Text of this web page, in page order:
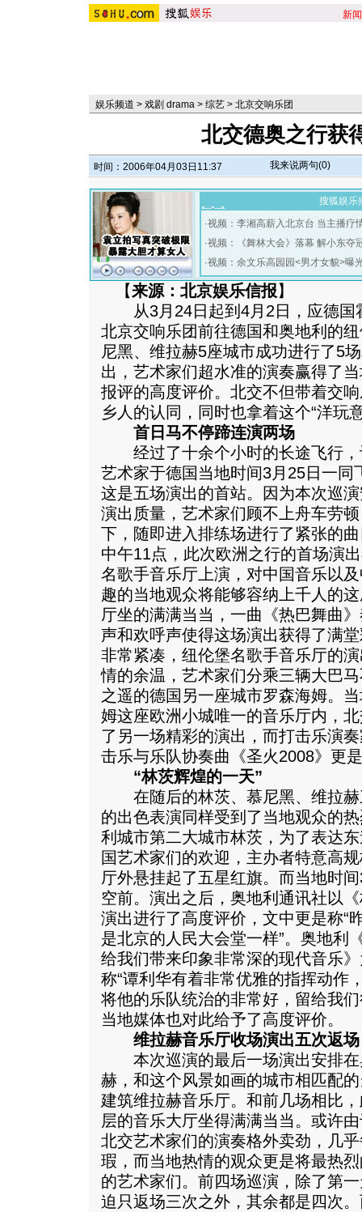
新闻
娱乐频道 > 戏剧 drama > 综艺 > 北京交响乐团
北交德奥之行获
时间：2006年04月03日11:37 我来说两句(0)
搜狐娱乐
·视频：李湘高薪入北京台 当主播疗
·视频：《舞林大会》落幕 解小东夺
·视频：余文乐高园园<男才女貌>曝
【来源：北京娱乐信报】
从3月24日起到4月2日，应德国
北京交响乐团前往德国和奥地利的
尼黑、维拉赫5座城市成功进行了5
出，艺术家们超水准的演奏赢得了
报评的高度评价。北交不但带着交
乡人的认同，同时也拿着这个“洋玩
首日马不停蹄连演两场
经过了十余个小时的长途飞行，
艺术家于德国当地时间3月25日一同
这是五场演出的首站。因为本次巡
演出质量，艺术家们顾不上舟车劳
下，随即进入排练场进行了紧张的
中午11点，此次欧洲之行的首场演
名歌手音乐厅上演，对中国音乐以
趣的当地观众将能够容纳上千人的
厅坐的满满当当，一曲《热巴舞曲
声和欢呼声使得这场演出获得了满
非常紧凑，纽伦堡名歌手音乐厅的
情的余温，艺术家们分乘三辆大巴
之遥的德国另一座城市罗森海姆。
姆这座欧洲小城唯一的音乐厅内，
了另一场精彩的演出，而打击乐演
击乐与乐队协奏曲《圣火2008》更
“林茨辉煌的一天”
在随后的林茨、慕尼黑、维拉赫
的出色表演同样受到了当地观众的
利城市第二大城市林茨，为了表达
国艺术家们的欢迎，主办者特意高
厅外悬挂起了五星红旗。而当地时
空前。演出之后，奥地利通讯社以
演出进行了高度评价，文中更是称“
是北京的人民大会堂一样”。奥地利
给我们带来印象非常深的现代音乐
称“谭利华有着非常优雅的指挥动作
将他的乐队统治的非常好，留给我
当地媒体也对此给予了高度评价。
维拉赫音乐厅收场演出五次返场
本次巡演的最后一场演出安排在
赫，和这个风景如画的城市相匹配
建筑维拉赫音乐厅。和前几场相比
层的音乐大厅坐得满满当当。或许
北交艺术家们的演奏格外卖劲，几
瑕，而当地热情的观众更是将最热
的艺术家们。前四场巡演，除了第
迫只返场三次之外，其余都是四次